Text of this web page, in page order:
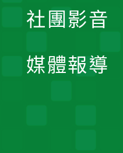
社團影音
媒體報導